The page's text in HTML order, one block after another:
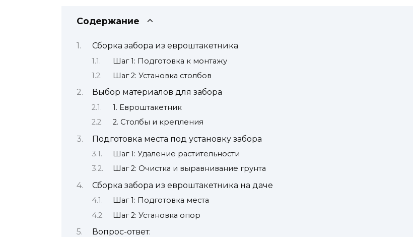
Содержание
Сборка забора из евроштакетника
Шаг 1: Подготовка к монтажу
Шаг 2: Установка столбов
Выбор материалов для забора
1. Евроштакетник
2. Столбы и крепления
Подготовка места под установку забора
Шаг 1: Удаление растительности
Шаг 2: Очистка и выравнивание грунта
Сборка забора из евроштакетника на даче
Шаг 1: Подготовка места
Шаг 2: Установка опор
Вопрос-ответ: